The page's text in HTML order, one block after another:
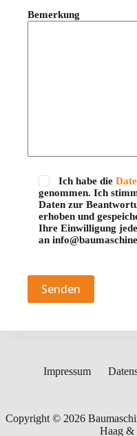
Bemerkung
Ich habe die
genommen. Ich
Daten zur
erhoben und
Ihre Einwilligung
an
Impressum
Copyright © 2026
Haag &